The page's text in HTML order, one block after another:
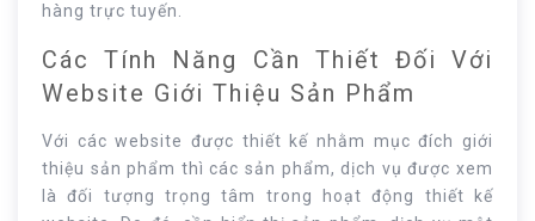
hàng trực tuyến.
Các Tính Năng Cần Thiết Đối Với
Website Giới Thiệu Sản Phẩm
Với các website được thiết kế nhằm mục đích giới
thiệu sản phẩm thì các sản phẩm, dịch vụ được xem
là đối tượng trọng tâm trong hoạt động thiết kế